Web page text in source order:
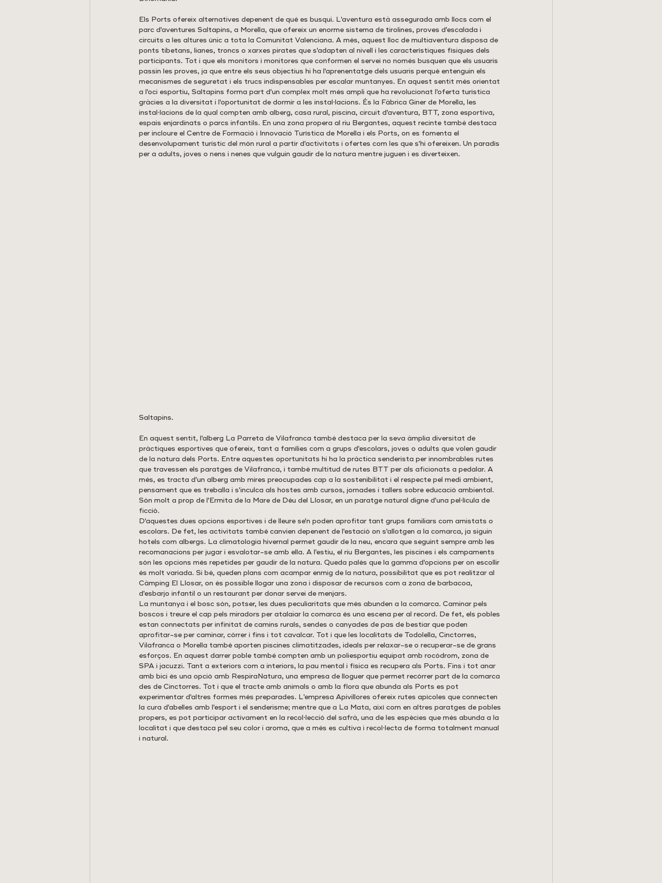
Els Ports ofereix alternatives depenent de què es busqui. L'aventura està assegurada amb llocs com el
parc d'aventures Saltapins, a Morella, que ofereix un enorme sistema de tirolines, proves d'escalada i
circuits a les altures únic a tota la Comunitat Valenciana. A més, aquest lloc de multiaventura disposa de
ponts tibetans, lianes, troncs o xarxes pirates que s'adapten al nivell i les característiques físiques dels
participants. Tot i que els monitors i monitores que conformen el servei no només busquen que els usuaris
passin les proves, ja que entre els seus objectius hi ha l'aprenentatge dels usuaris perquè entenguin els
mecanismes de seguretat i els trucs indispensables per escalar muntanyes. En aquest sentit més orientat
a l'oci esportiu, Saltapins forma part d'un complex molt més ampli que ha revolucionat l'oferta turística
gràcies a la diversitat i l'oportunitat de dormir a les instal·lacions. És la Fàbrica Giner de Morella, les
instal·lacions de la qual compten amb alberg, casa rural, piscina, circuit d'aventura, BTT, zona esportiva,
espais enjardinats o parcs infantils. En una zona propera al riu Bergantes, aquest recinte també destaca
per incloure el Centre de Formació i Innovació Turística de Morella i els Ports, on es fomenta el
desenvolupament turístic del món rural a partir d'activitats i ofertes com les que s'hi ofereixen. Un paradís
per a adults, joves o nens i nenes que vulguin gaudir de la natura mentre juguen i es diverteixen.
Saltapins.
En aquest sentit, l'alberg La Parreta de Vilafranca també destaca per la seva àmplia diversitat de
pràctiques esportives que ofereix, tant a famílies com a grups d'escolars, joves o adults que volen gaudir
de la natura dels Ports. Entre aquestes oportunitats hi ha la pràctica senderista per innombrables rutes
que travessen els paratges de Vilafranca, i també multitud de rutes BTT per als aficionats a pedalar. A
més, es tracta d'un alberg amb mires preocupades cap a la sostenibilitat i el respecte pel medi ambient,
pensament que es treballa i s'inculca als hostes amb cursos, jornades i tallers sobre educació ambiental.
Són molt a prop de l'Ermita de la Mare de Déu del Llosar, en un paratge natural digne d'una pel·lícula de
ficció.
D'aquestes dues opcions esportives i de lleure se'n poden aprofitar tant grups familiars com amistats o
escolars. De fet, les activitats també canvien depenent de l'estació on s'allotgen a la comarca, ja siguin
hotels com albergs. La climatologia hivernal permet gaudir de la neu, encara que seguint sempre amb les
recomanacions per jugar i esvalotar-se amb ella. A l'estiu, el riu Bergantes, les piscines i els campaments
són les opcions més repetides per gaudir de la natura. Queda palès que la gamma d'opcions per on escollir
és molt variada. Si bé, queden plans com acampar enmig de la natura, possibilitat que es pot realitzar al
Càmping El Llosar, on és possible llogar una zona i disposar de recursos com a zona de barbacoa,
d'esbarjo infantil o un restaurant per donar servei de menjars.
La muntanya i el bosc són, potser, les dues peculiaritats que més abunden a la comarca. Caminar pels
boscos i treure el cap pels miradors per atalaiar la comarca és una escena per al record. De fet, els pobles
estan connectats per infinitat de camins rurals, sendes o canyades de pas de bestiar que poden
aprofitar-se per caminar, córrer i fins i tot cavalcar. Tot i que les localitats de Todolella, Cinctorres,
Vilafranca o Morella també aporten piscines climatitzades, ideals per relaxar-se o recuperar-se de grans
esforços. En aquest darrer poble també compten amb un poliesportiu equipat amb rocòdrom, zona de
SPA i jacuzzi. Tant a exteriors com a interiors, la pau mental i física es recupera als Ports. Fins i tot anar
amb bici és una opció amb RespiraNatura, una empresa de lloguer que permet recórrer part de la comarca
des de Cinctorres. Tot i que el tracte amb animals o amb la flora que abunda als Ports es pot
experimentar d'altres formes més preparades. L'empresa Apivillores ofereix rutes apícoles que connecten
la cura d'abelles amb l'esport i el senderisme; mentre que a La Mata, així com en altres paratges de pobles
propers, es pot participar activament en la recol·lecció del safrà, una de les espècies que més abunda a la
localitat i que destaca pel seu color i aroma, que a més es cultiva i recol·lecta de forma totalment manual
i natural.